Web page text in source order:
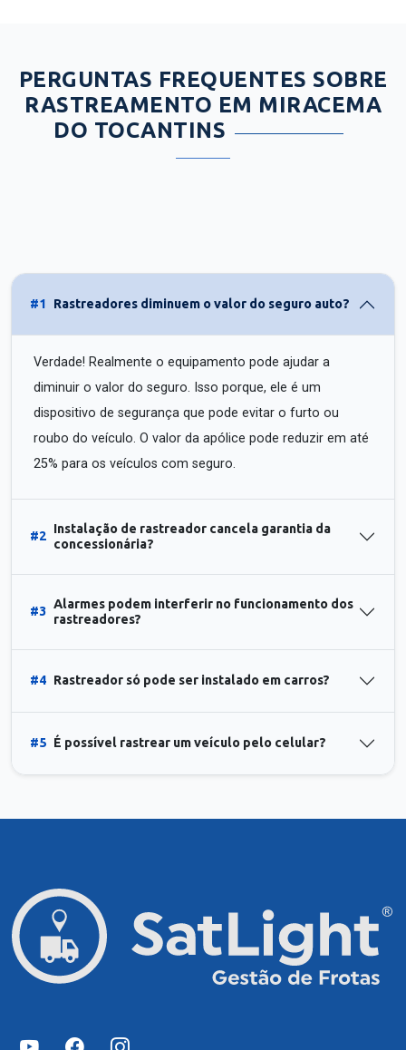
PERGUNTAS FREQUENTES SOBRE
RASTREAMENTO EM MIRACEMA
DO TOCANTINS
#1 Rastreadores diminuem o valor do seguro auto?
Verdade! Realmente o equipamento pode ajudar a
diminuir o valor do seguro. Isso porque, ele é um
dispositivo de segurança que pode evitar o furto ou
roubo do veículo. O valor da apólice pode reduzir em até
25% para os veículos com seguro.
#2
Instalação de rastreador cancela garantia da
concessionária?
#3
Alarmes podem interferir no funcionamento dos
rastreadores?
#4 Rastreador só pode ser instalado em carros?
#5 É possível rastrear um veículo pelo celular?